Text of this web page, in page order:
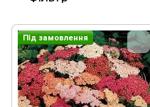
Пiд замовлення